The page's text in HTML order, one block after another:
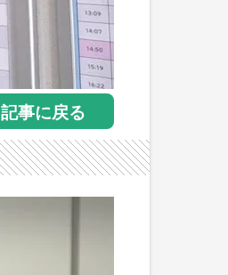
記事に戻る